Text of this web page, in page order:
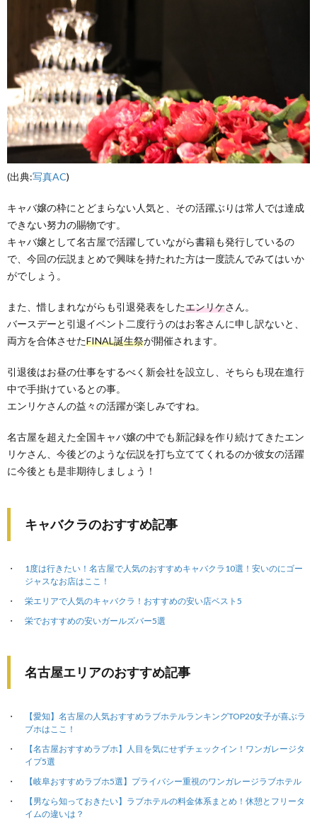
(出典:写真AC)
キャバ嬢の枠にとどまらない人気と、その活躍ぶりは常人では達成
できない努力の賜物です。
キャバ嬢として名古屋で活躍していながら書籍も発行しているの
で、今回の伝説まとめで興味を持たれた方は一度読んでみてはいか
がでしょう。
また、惜しまれながらも引退発表をしたエンリケさん。
バースデーと引退イベント二度行うのはお客さんに申し訳ないと、
両方を合体させたFINAL誕生祭が開催されます。
引退後はお昼の仕事をするべく新会社を設立し、そちらも現在進行
中で手掛けているとの事。
エンリケさんの益々の活躍が楽しみですね。
名古屋を超えた全国キャバ嬢の中でも新記録を作り続けてきたエン
リケさん、今後どのような伝説を打ち立ててくれるのか彼女の活躍
に今後とも是非期待しましょう！
キャバクラのおすすめ記事
1度は行きたい！名古屋で人気のおすすめキャバクラ10選！安いのにゴー
ジャスなお店はここ！
栄エリアで人気のキャバクラ！おすすめの安い店ベスト5
栄でおすすめの安いガールズバー5選
名古屋エリアのおすすめ記事
【愛知】名古屋の人気おすすめラブホテルランキングTOP20女子が喜ぶラ
ブホはここ！
【名古屋おすすめラブホ】人目を気にせずチェックイン！ワンガレージタ
イプ5選
【岐阜おすすめラブホ5選】プライバシー重視のワンガレージラブホテル
【男なら知っておきたい】ラブホテルの料金体系まとめ！休憩とフリータ
イムの違いは？